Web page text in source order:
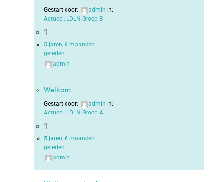
Gestart door: admin in:
Actueel: LDLN Groep B
1
5 jaren, 6 maanden
geleden
admin
Welkom
Gestart door: admin in:
Actueel: LDLN Groep A
1
5 jaren, 6 maanden
geleden
admin